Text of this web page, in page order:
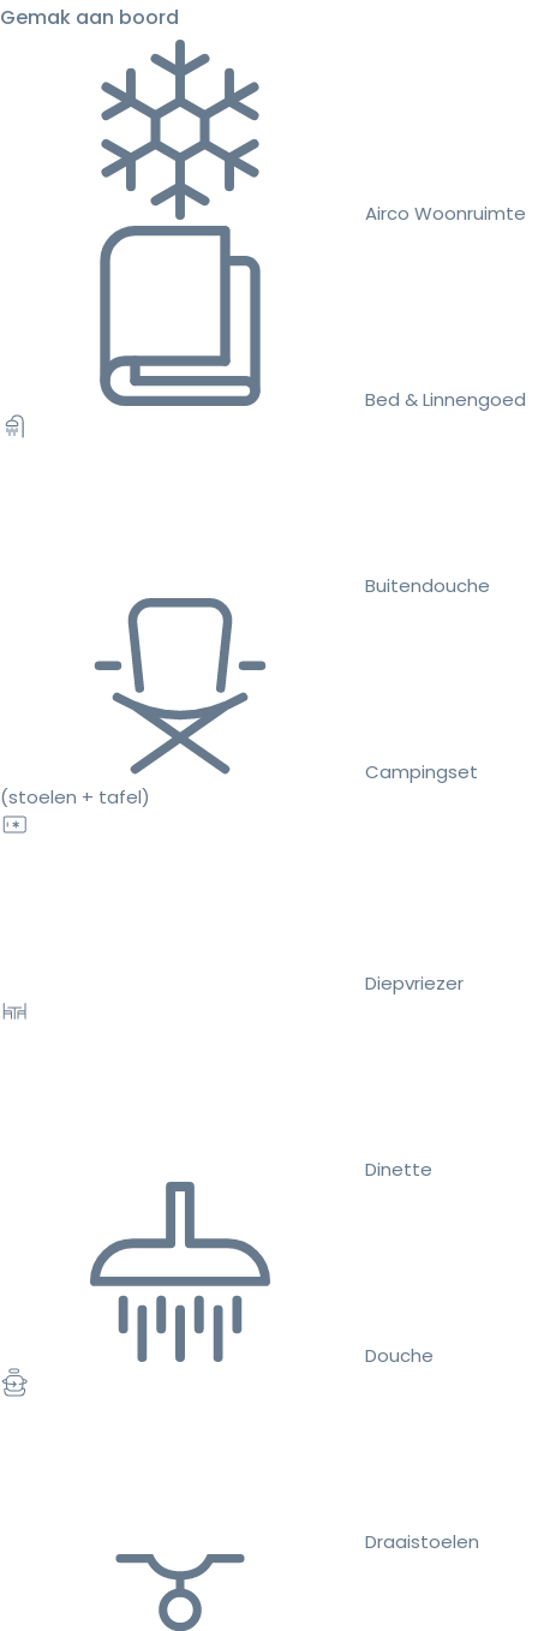
Gemak aan boord
Airco Woonruimte
Bed & Linnengoed
Buitendouche
Campingset
(stoelen + tafel)
Diepvriezer
Dinette
Douche
Draaistoelen